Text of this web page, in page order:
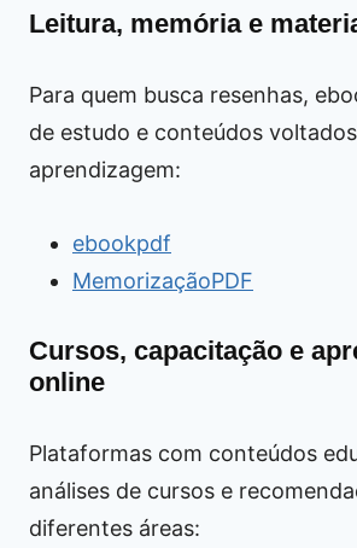
Leitura, memória e
Para quem busca resenhas,
de estudo e conteúdos
aprendizagem:
ebookpdf
MemorizaçãoPDF
Cursos, capacitação e
online
Plataformas com conteúdos
análises de cursos e
diferentes áreas: